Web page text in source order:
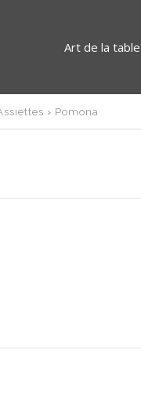
Art de la table
› Pomona